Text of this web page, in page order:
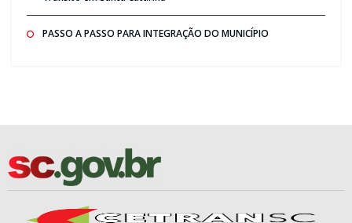
PASSO A PASSO PARA INTEGRAÇÃO DO MUNICÍPIO